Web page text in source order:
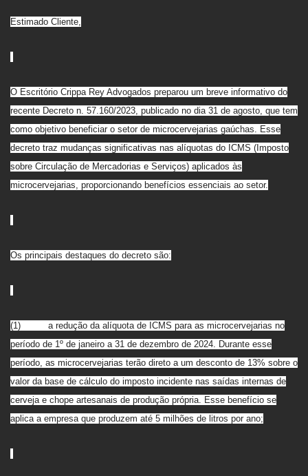
Estimado Cliente,
O Escritório Crippa Rey Advogados preparou um breve informativo do
recente Decreto n. 57.160/2023, publicado no dia 31 de agosto, que tem
como objetivo beneficiar o setor de microcervejarias gaúchas. Esse
decreto traz mudanças significativas nas alíquotas do ICMS (Imposto
sobre Circulação de Mercadorias e Serviços) aplicados às
microcervejarias, proporcionando benefícios essenciais ao setor.
Os principais destaques do decreto são:
(1) a redução da alíquota de ICMS para as microcervejarias no
período de 1º de janeiro a 31 de dezembro de 2024. Durante esse
período, as microcervejarias terão direto a um desconto de 13% sobre o
valor da base de cálculo do imposto incidente nas saídas internas de
cerveja e chope artesanais de produção própria. Esse benefício se
aplica a empresa que produzem até 5 milhões de litros por ano;